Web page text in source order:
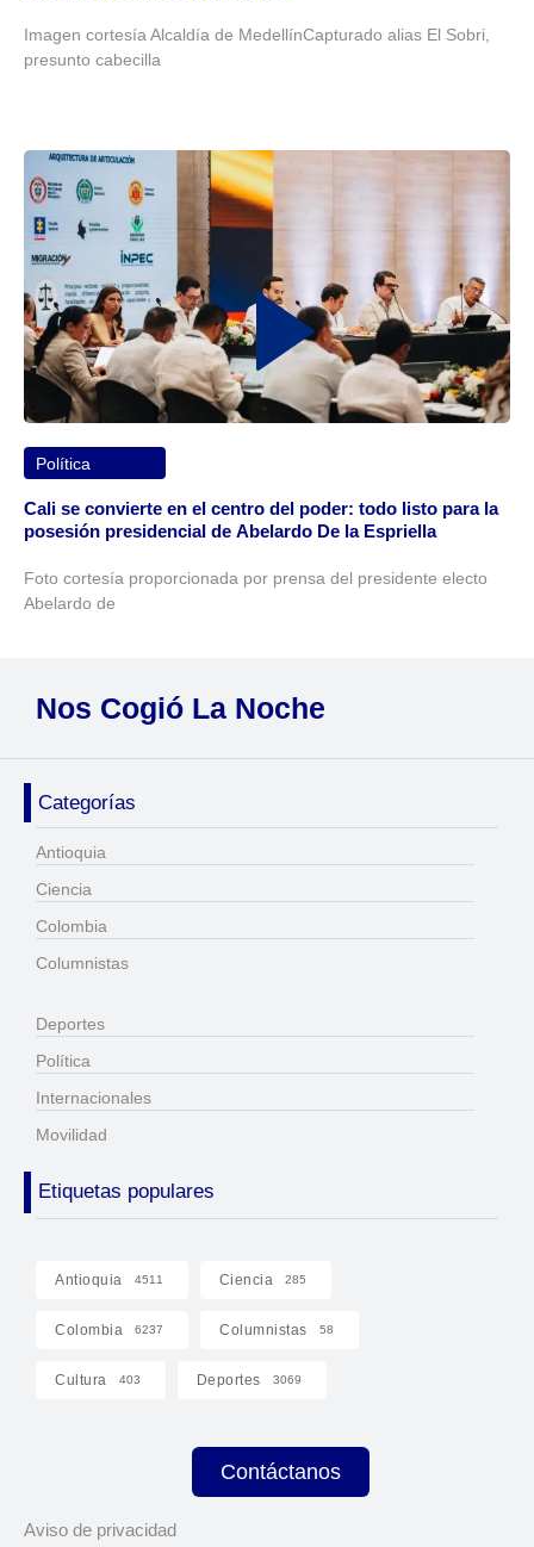
Imagen cortesía Alcaldía de MedellínCapturado alias El Sobri,
presunto cabecilla
Política
Cali se convierte en el centro del poder: todo listo para la
posesión presidencial de Abelardo De la Espriella
Foto cortesía proporcionada por prensa del presidente electo
Abelardo de
Nos Cogió La Noche
Categorías
Antioquia
Ciencia
Colombia
Columnistas
Deportes
Política
Internacionales
Movilidad
Etiquetas populares
Antioquia 4511 Ciencia 285
Colombia 6237 Columnistas 58
Cultura 403 Deportes 3069
Contáctanos
Aviso de privacidad